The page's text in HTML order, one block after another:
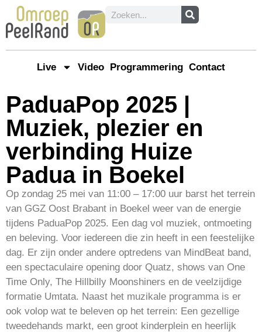
Live Video Programmering Contact
PaduaPop 2025 |
Muziek, plezier en
verbinding Huize
Padua in Boekel
Op zondag 25 mei van 11:00 – 17:00 uur barst het terrein
van GGZ Oost Brabant in Boekel weer van de energie
tijdens PaduaPop 2025. Een dag vol muziek, ontmoeting
en beleving. Voor iedereen die zin heeft in een feestelijke
dag. Er zijn onder andere optredens van MindBeat band,
een spectaculaire opening door Quatz, shows van One
Time Only, The Hillbilly Moonshiners en de veelzijdige
formatie Umtata. Naast het muzikale programma is er
ook volop wat te beleven op het terrein: Een gezellige
tweedehands markt, een groot kinderplein en heerlijk